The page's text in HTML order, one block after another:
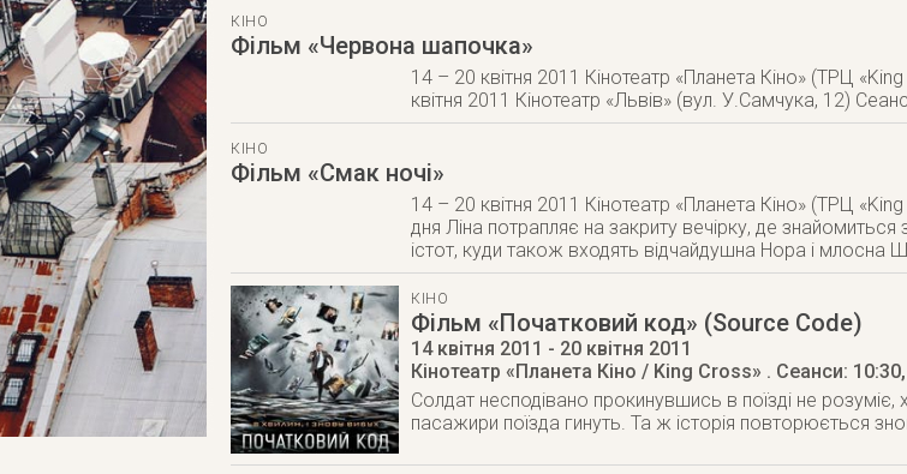
КІНО
Фільм «Червона шапочка»
14 – 20 квітня 2011 Кінотеатр «Планета Кіно» (ТРЦ
квітня 2011 Кінотеатр «Львів» (вул. У.Самчука, 12)
КІНО
Фільм «Смак ночі»
14 – 20 квітня 2011 Кінотеатр «Планета Кіно» (ТРЦ
дня Ліна потрапляє на закриту вечірку, де
істот, куди також входять відчайдушна Нора і млосна
КІНО
Фільм «Початковий код» (Source Code)
14 квітня 2011 - 20 квітня 2011
Кінотеатр «Планета Кіно / King Cross» . Сеанси:
Солдат несподівано прокинувшись в поїзді не розуміє,
пасажири поїзда гинуть. Та ж історія повторюється